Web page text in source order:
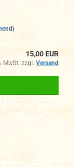
15,00 EUR
MwSt. zzgl. Versand